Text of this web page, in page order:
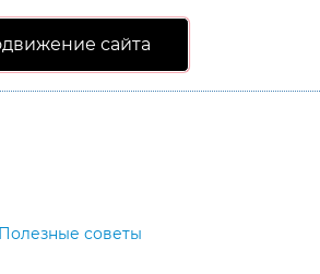
сайта
Полезные советы